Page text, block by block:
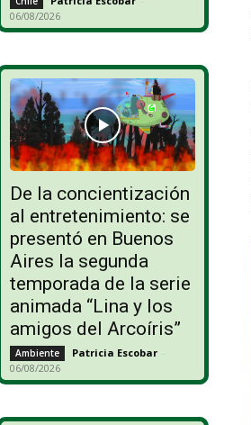
06/08/2026
De la concientización
al entretenimiento: se
presentó en Buenos
Aires la segunda
temporada de la serie
animada “Lina y los
amigos del Arcoíris”
Ambiente Patricia Escobar -
06/08/2026